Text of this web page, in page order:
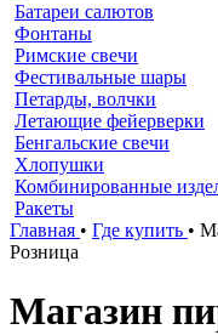
Батареи салютов
Фонтаны
Римские свечи
Фестивальные шары
Петарды, волчки
Летающие фейерверки
Бенгальские свечи
Хлопушки
Комбинированные
Ракеты
Главная • Где купить •
Розница
Магазин